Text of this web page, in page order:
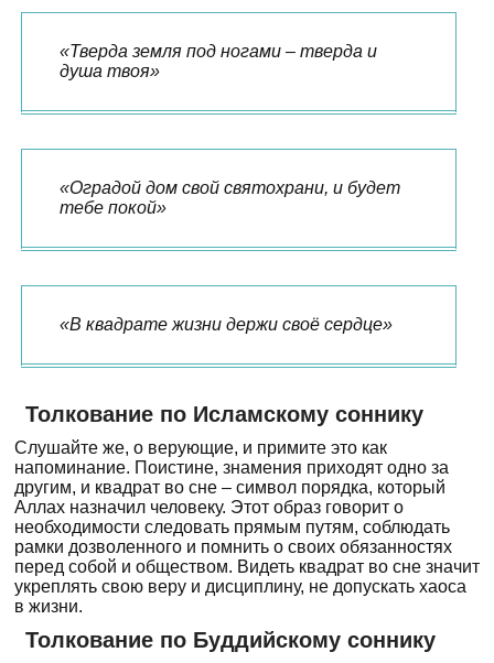
«Тверда земля под ногами – тверда и
душа твоя»
«Оградой дом свой святохрани, и будет
тебе покой»
«В квадрате жизни держи своё сердце»
Толкование по Исламскому соннику
Слушайте же, о верующие, и примите это как
напоминание. Поистине, знамения приходят одно за
другим, и квадрат во сне – символ порядка, который
Аллах назначил человеку. Этот образ говорит о
необходимости следовать прямым путям, соблюдать
рамки дозволенного и помнить о своих обязанностях
перед собой и обществом. Видеть квадрат во сне значит
укреплять свою веру и дисциплину, не допускать хаоса
в жизни.
Толкование по Буддийскому соннику